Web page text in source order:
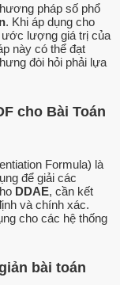
pháp số phổ
. Khi áp dụng cho
lượng giá trị của
này có thể đạt
đòi hỏi phải lựa
cho Bài Toán
Formula) là
để giải các
DDAE, cần kết
và chính xác.
cho các hệ thống
bài toán